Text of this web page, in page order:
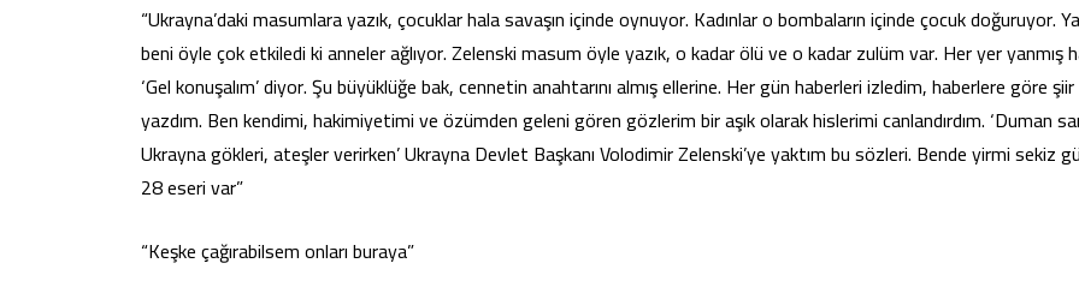
“Ukrayna’daki masumlara yazık, çocuklar hala savaşın içinde oynuyor. Kadınlar o bombaların içinde çocuk doğuruyor.
beni öyle çok etkiledi ki anneler ağlıyor. Zelenski masum öyle yazık, o kadar ölü ve o kadar zulüm var. Her yer yanmış
‘Gel konuşalım’ diyor. Şu büyüklüğe bak, cennetin anahtarını almış ellerine. Her gün haberleri izledim, haberlere göre şiir
yazdım. Ben kendimi, hakimiyetimi ve özümden geleni gören gözlerim bir aşık olarak hislerimi canlandırdım. ‘Duman
Ukrayna gökleri, ateşler verirken’ Ukrayna Devlet Başkanı Volodimir Zelenski’ye yaktım bu sözleri. Bende yirmi sekiz
28 eseri var”
“Keşke çağırabilsem onları buraya”